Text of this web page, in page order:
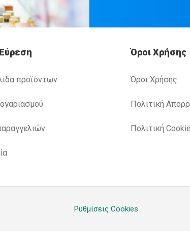
προϊόντων
Όροι Χρήσης
Όροι Χρήσης
Πολιτική
Πολιτική
Ρυθμίσεις Cookies